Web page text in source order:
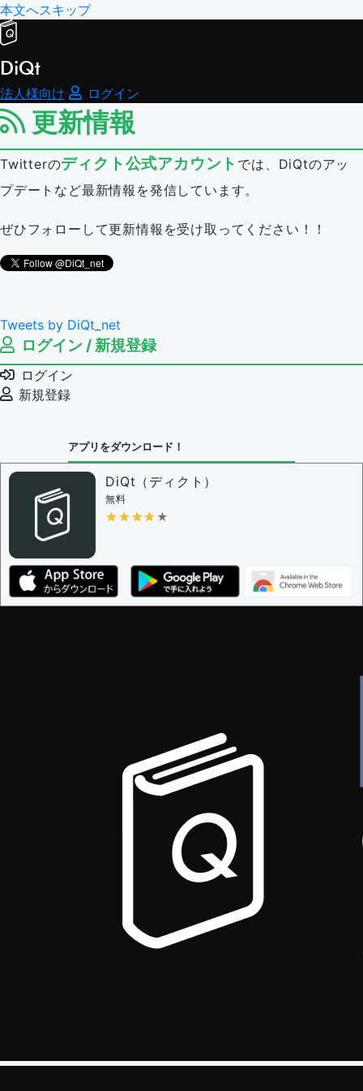
本文へスキップ
DiQt
法人様向け ログイン
更新情報
Twitterのディクト公式アカウント では、DiQtのアッ
プデートなど最新情報を発信しています。
ぜひフォローして更新情報を受け取ってください！！
Tweets by DiQt_net
ログイン / 新規登録
ログイン
新規登録
アプリをダウンロード！
DiQt（ディクト）
無料
★★★★★
★★★★★